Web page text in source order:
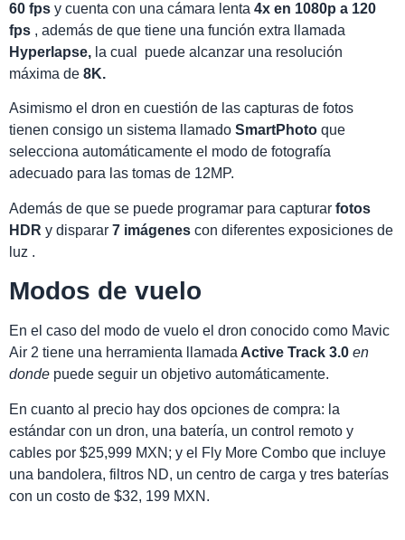
60 fps y cuenta con una cámara lenta 4x en 1080p a 120
fps , además de que tiene una función extra llamada
Hyperlapse, la cual puede alcanzar una resolución
máxima de 8K.
Asimismo el dron en cuestión de las capturas de fotos
tienen consigo un sistema llamado SmartPhoto que
selecciona automáticamente el modo de fotografía
adecuado para las tomas de 12MP.
Además de que se puede programar para capturar fotos
HDR y disparar 7 imágenes con diferentes exposiciones de
luz .
Modos de vuelo
En el caso del modo de vuelo el dron conocido como Mavic
Air 2 tiene una herramienta llamada Active Track 3.0 en
donde puede seguir un objetivo automáticamente.
En cuanto al precio hay dos opciones de compra: la
estándar con un dron, una batería, un control remoto y
cables por $25,999 MXN; y el Fly More Combo que incluye
una bandolera, filtros ND, un centro de carga y tres baterías
con un costo de $32, 199 MXN.